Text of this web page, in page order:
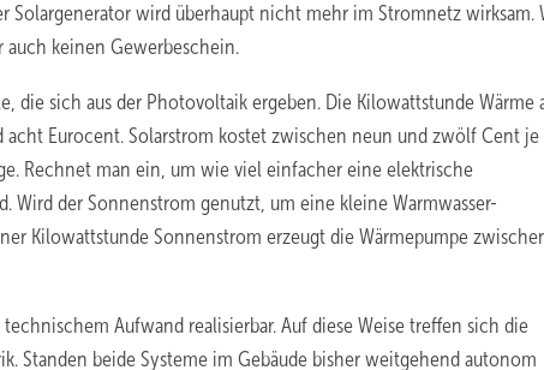
wird überhaupt nicht mehr im Stromnetz wirksam.
keinen Gewerbeschein.
die sich aus der Photovoltaik ergeben. Die Kilowattstunde Wärme
acht Eurocent. Solarstrom kostet zwischen neun und zwölf Cent je
Rechnet man ein, um wie viel einfacher eine elektrische
Wird der Sonnenstrom genutzt, um eine kleine Warmwasser-
Kilowattstunde Sonnenstrom erzeugt die Wärmepumpe
Aufwand realisierbar. Auf diese Weise treffen sich die
Standen beide Systeme im Gebäude bisher weitgehend autonom